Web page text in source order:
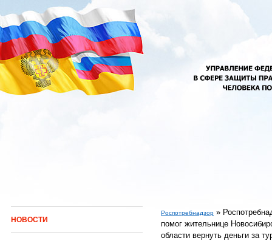
Перейти к основному содержанию
НОВОСТИ
Вы здесь
Роспотребнадзор »
помог жительнице
области вернуть деньги за